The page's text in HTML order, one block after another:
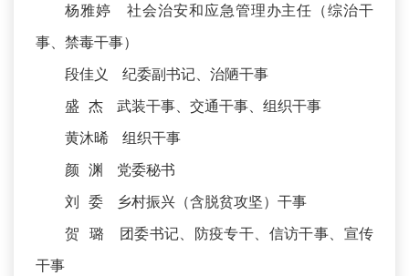
杨雅婷 社会治安和应急管理办主任（综治干
事、禁毒干事）
段佳义 纪委副书记、治陋干事
盛 杰 武装干事、交通干事、组织干事
黄沐晞 组织干事
颜 渊 党委秘书
刘 委 乡村振兴（含脱贫攻坚）干事
贺 璐 团委书记、防疫专干、信访干事、宣传
干事